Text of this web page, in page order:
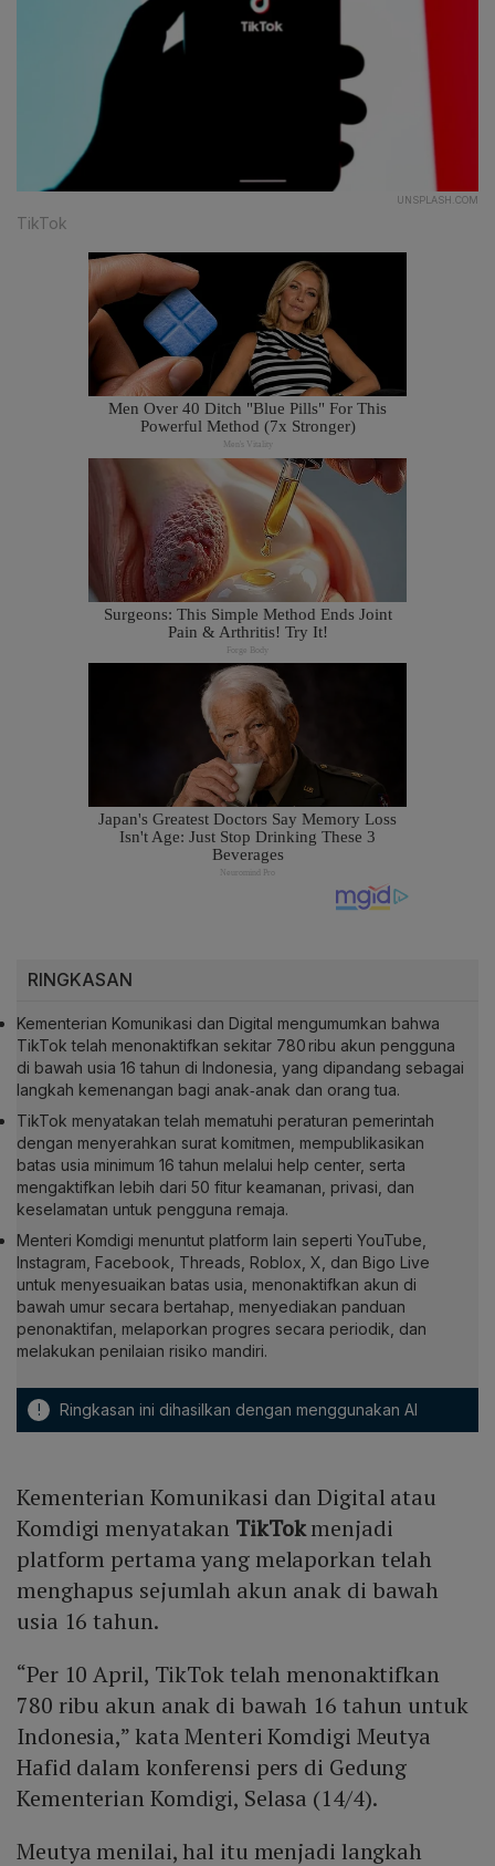
UNSPLASH.COM
TikTok
RINGKASAN
Kementerian Komunikasi dan Digital mengumumkan bahwa
TikTok telah menonaktifkan sekitar 780 ribu akun pengguna
di bawah usia 16 tahun di Indonesia, yang dipandang sebagai
langkah kemenangan bagi anak‑anak dan orang tua.
TikTok menyatakan telah mematuhi peraturan pemerintah
dengan menyerahkan surat komitmen, mempublikasikan
batas usia minimum 16 tahun melalui help center, serta
mengaktifkan lebih dari 50 fitur keamanan, privasi, dan
keselamatan untuk pengguna remaja.
Menteri Komdigi menuntut platform lain seperti YouTube,
Instagram, Facebook, Threads, Roblox, X, dan Bigo Live
untuk menyesuaikan batas usia, menonaktifkan akun di
bawah umur secara bertahap, menyediakan panduan
penonaktifan, melaporkan progres secara periodik, dan
melakukan penilaian risiko mandiri.
! Ringkasan ini dihasilkan dengan menggunakan AI
Kementerian Komunikasi dan Digital atau
Komdigi menyatakan TikTokmenjadi
platform pertama yang melaporkan telah
menghapus sejumlah akun anak di bawah
usia 16 tahun.
“Per 10 April, TikTok telah menonaktifkan
780 ribu akun anak di bawah 16 tahun untuk
Indonesia,” kata Menteri Komdigi Meutya
Hafid dalam konferensi pers di Gedung
Kementerian Komdigi, Selasa (14/4).
Meutya menilai, hal itu menjadi langkah